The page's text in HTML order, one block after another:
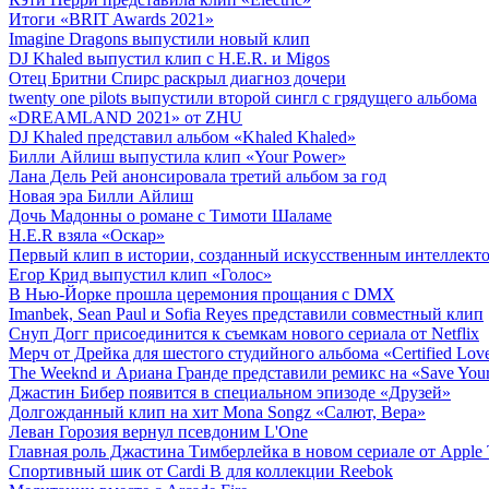
Итоги «BRIT Awards 2021»
Imagine Dragons выпустили новый клип
DJ Khaled выпустил клип с H.E.R. и Migos
Отец Бритни Спирс раскрыл диагноз дочери
twenty one pilots выпустили второй сингл с грядущего альбома
«DREAMLAND 2021» от ZHU
DJ Khaled представил альбом «Khaled Khaled»
Билли Айлиш выпустила клип «Your Power»
Лана Дель Рей анонсировала третий альбом за год
Новая эра Билли Айлиш
Дочь Мадонны о романе с Тимоти Шаламе
H.E.R взяла «Оскар»
Первый клип в истории, созданный искусственным
Егор Крид выпустил клип «Голос»
В Нью-Йорке прошла церемония прощания с DMX
Imanbek, Sean Paul и Sofia Reyes представили совместный клип
Снуп Догг присоединится к съемкам нового сериала от Netflix
Мерч от Дрейка для шестого студийного альбома «Certified
The Weeknd и Ариана Гранде представили ремикс на «Save
Джастин Бибер появится в специальном эпизоде «Друзей»
Долгожданный клип на хит Mona Songz «Салют, Вера»
Леван Горозия вернул псевдоним L'One
Главная роль Джастина Тимберлейка в новом сериале от
Спортивный шик от Cardi B для коллекции Reebok